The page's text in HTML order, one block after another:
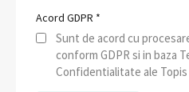
Acord GDPR *
Sunt de acord cu
conform GDPR si in baza
Confidentialitate ale